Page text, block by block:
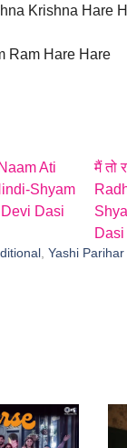
Krishna Hare
Ram Hare Hare
Ati
Shyam
Dasi
मैं तो
Dasi
, Yashi Parihar